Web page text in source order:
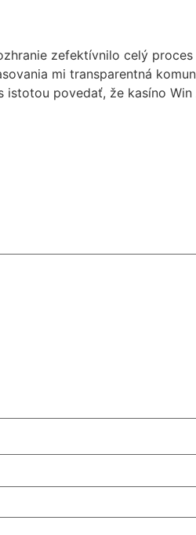
zefektívnilo celý
mi transparentná
povedať, že kasíno Win